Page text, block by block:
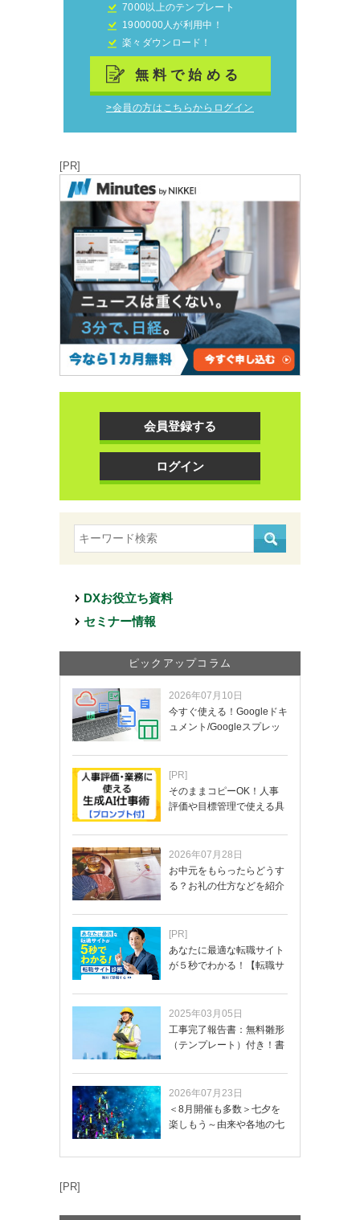
7000以上のテンプレート
1900000人が利用中！
楽々ダウンロード！
無料で始める
>会員の方はこちらからログイン
[PR]
会員登録する
ログイン
DXお役立ち資料
セミナー情報
ピックアップコラム
2026年07月10日
今すぐ使える！Googleドキ
ュメント/Googleスプレッ
[PR]
そのままコピーOK！人事
評価や目標管理で使える具
2026年07月28日
お中元をもらったらどうす
る？お礼の仕方などを紹介
[PR]
あなたに最適な転職サイト
が５秒でわかる！【転職サ
2025年03月05日
工事完了報告書：無料雛形
（テンプレート）付き！書
2026年07月23日
＜8月開催も多数＞七夕を
楽しもう～由来や各地の七
[PR]